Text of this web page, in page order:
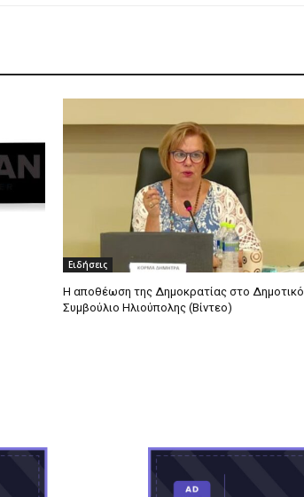
Ειδήσεις
Η αποθέωση της Δημοκρατίας στο Δημοτικό
Συμβούλιο Ηλιούπολης (Βίντεο)